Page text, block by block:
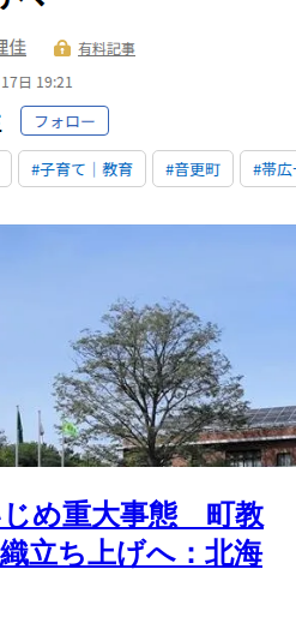
じめ重大事態 町教
立ち上げへ：北海